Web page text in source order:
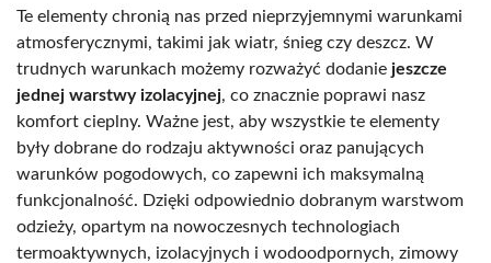
Te elementy chronią nas przed nieprzyjemnymi warunkami
atmosferycznymi, takimi jak wiatr, śnieg czy deszcz. W
trudnych warunkach możemy rozważyć dodanie jeszcze
jednej warstwy izolacyjnej, co znacznie poprawi nasz
komfort cieplny. Ważne jest, aby wszystkie te elementy
były dobrane do rodzaju aktywności oraz panujących
warunków pogodowych, co zapewni ich maksymalną
funkcjonalność. Dzięki odpowiednio dobranym warstwom
odzieży, opartym na nowoczesnych technologiach
termoaktywnych, izolacyjnych i wodoodpornych, zimowy